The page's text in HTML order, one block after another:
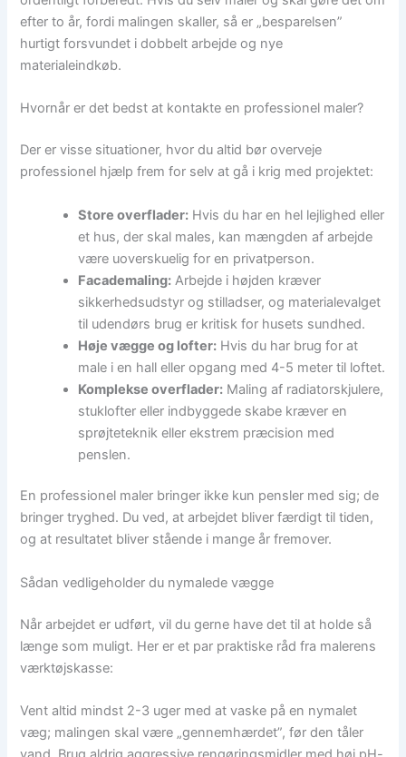
efter to år, fordi malingen skaller, så er „besparelsen”
hurtigt forsvundet i dobbelt arbejde og nye
materialeindkøb.
Hvornår er det bedst at kontakte en professionel maler?
Der er visse situationer, hvor du altid bør overveje
professionel hjælp frem for selv at gå i krig med projektet:
Store overflader: Hvis du har en hel lejlighed eller
et hus, der skal males, kan mængden af arbejde
være uoverskuelig for en privatperson.
Facademaling: Arbejde i højden kræver
sikkerhedsudstyr og stilladser, og materialevalget
til udendørs brug er kritisk for husets sundhed.
Høje vægge og lofter: Hvis du har brug for at
male i en hall eller opgang med 4-5 meter til loftet.
Komplekse overflader: Maling af radiatorskjulere,
stuklofter eller indbyggede skabe kræver en
sprøjteteknik eller ekstrem præcision med
penslen.
En professionel maler bringer ikke kun pensler med sig; de
bringer tryghed. Du ved, at arbejdet bliver færdigt til tiden,
og at resultatet bliver stående i mange år fremover.
Sådan vedligeholder du nymalede vægge
Når arbejdet er udført, vil du gerne have det til at holde så
længe som muligt. Her er et par praktiske råd fra malerens
værktøjskasse:
Vent altid mindst 2-3 uger med at vaske på en nymalet
væg; malingen skal være „gennemhærdet”, før den tåler